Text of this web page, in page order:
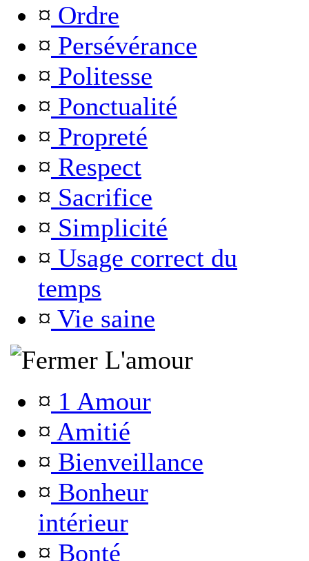
¤ Ordre
¤ Persévérance
¤ Politesse
¤ Ponctualité
¤ Propreté
¤ Respect
¤ Sacrifice
¤ Simplicité
¤ Usage correct du
temps
¤ Vie saine
L'amour
¤ 1 Amour
¤ Amitié
¤ Bienveillance
¤ Bonheur
intérieur
¤ Bonté